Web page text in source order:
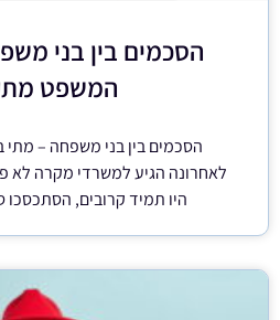
הסכמים בין בני
המשפט
הסכמים בין בני משפחה –
לאחרונה הגיע למשרדי מקרה לא
היו תמיד קרובים,